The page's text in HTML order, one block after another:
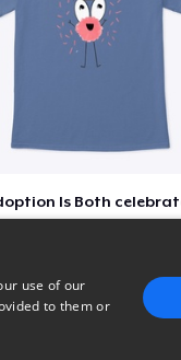
Is Both
use of our
to them or